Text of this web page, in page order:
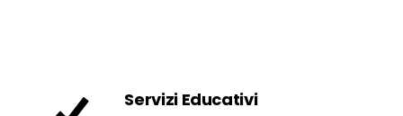
Servizi Educativi